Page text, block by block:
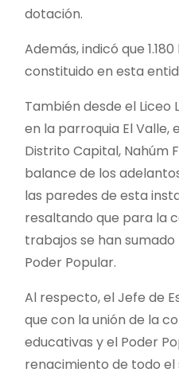
dotación.
Además, indicó que
constituido en esta
También desde el Liceo
en la parroquia El Valle,
Distrito Capital, Nahúm
balance de los
las paredes de esta
resaltando que para la
trabajos se han
Poder Popular.
Al respecto, el Jefe de
que con la unión de la
educativas y el Poder
renacimiento de todo